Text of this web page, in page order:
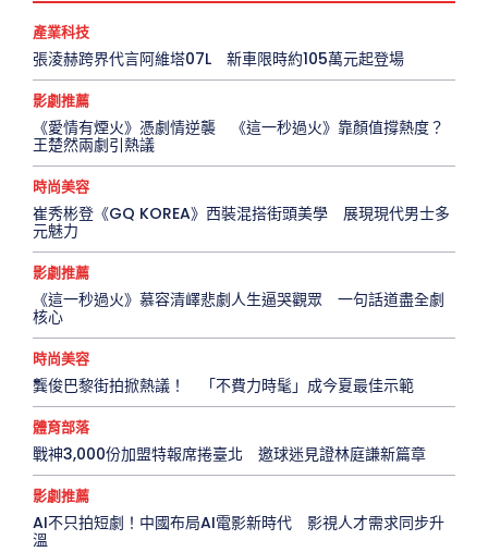
產業科技
張淩赫跨界代言阿維塔07L 新車限時約105萬元起登場
影劇推薦
《愛情有煙火》憑劇情逆襲 《這一秒過火》靠顏值撐熱度？
王楚然兩劇引熱議
時尚美容
崔秀彬登《GQ KOREA》西裝混搭街頭美學 展現現代男士多
元魅力
影劇推薦
《這一秒過火》慕容清嶧悲劇人生逼哭觀眾 一句話道盡全劇
核心
時尚美容
龔俊巴黎街拍掀熱議！ 「不費力時髦」成今夏最佳示範
體育部落
戰神3,000份加盟特報席捲臺北 邀球迷見證林庭謙新篇章
影劇推薦
AI不只拍短劇！中國布局AI電影新時代 影視人才需求同步升
溫